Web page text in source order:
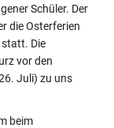
Schüler. Der
die Osterferien
Die
vor den
Juli) zu uns
beim